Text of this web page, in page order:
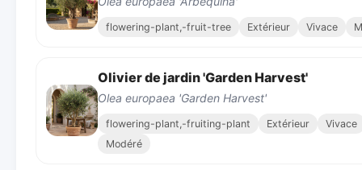
flowering-plant,-fruit-tree Extérieur Vivace
Olivier de jardin 'Garden Harvest'
Olea europaea 'Garden Harvest'
flowering-plant,-fruiting-plant Extérieur
Vivace
Modéré